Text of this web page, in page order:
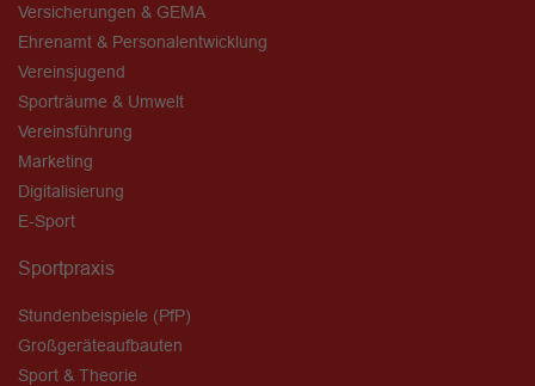
Versicherungen & GEMA
Ehrenamt & Personalentwicklung
Vereinsjugend
Sporträume & Umwelt
Vereinsführung
Marketing
Digitalisierung
E-Sport
Sportpraxis
Stundenbeispiele (PfP)
Großgeräteaufbauten
Sport & Theorie